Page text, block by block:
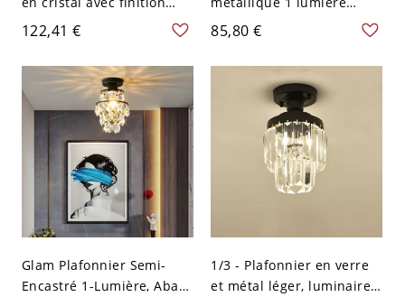
dorée/noire de style Glam
- Rond Noir Petit 110 V-
120 V
122,41 €
dorée et noire avec cristal
clair - 110 V-120 V Pilier
en Cristal
85,80 €
Glam Plafonnier Semi-
Encastré 1-Lumière, Abat-
1/3 - Plafonnier en verre
et métal léger, luminaire